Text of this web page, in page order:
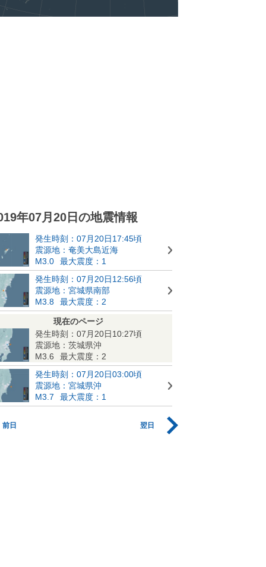
年07月20日の地震情報
発生時刻：07月20日17:45頃
震源地：奄美大島近海
M3.0
最大震度：1
発生時刻：07月20日12:56頃
震源地：宮城県南部
M3.8
最大震度：2
現在のページ
発生時刻：07月20日10:27頃
震源地：茨城県沖
M3.6
最大震度：2
発生時刻：07月20日03:00頃
震源地：宮城県沖
M3.7
最大震度：1
前日 翌日